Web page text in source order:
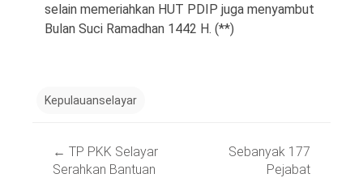
selain memeriahkan HUT PDIP juga menyambut
Bulan Suci Ramadhan 1442 H. (**)
Kepulauanselayar
navigation
← TP PKK Selayar
Serahkan Bantuan
Sebanyak 177
Pejabat